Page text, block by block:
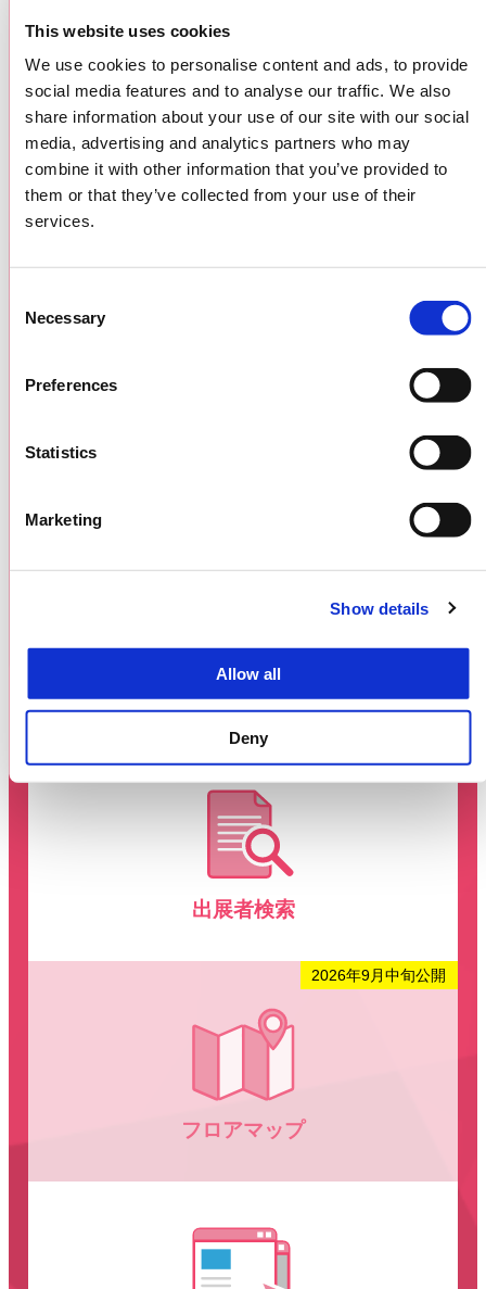
This website uses cookies
We use cookies to personalise content and ads, to provide
social media features and to analyse our traffic. We also
share information about your use of our site with our social
media, advertising and analytics partners who may
combine it with other information that you’ve provided to
them or that they’ve collected from your use of their
services.
Selection
Necessary
Preferences
Statistics
Marketing
Show details
Allow all
Deny
ジャパンとは？
出展者検索
フロアマップ